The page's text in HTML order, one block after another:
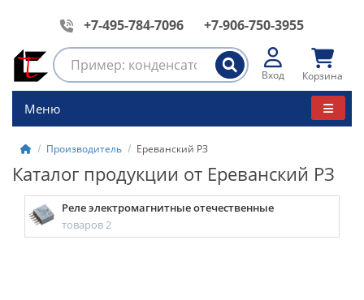
+7-495-784-7096 +7-906-750-3955
Вход Корзина
Меню
Производитель Ереванский РЗ
Каталог продукции от Ереванский РЗ
Реле электромагнитные отечественные
товаров 2